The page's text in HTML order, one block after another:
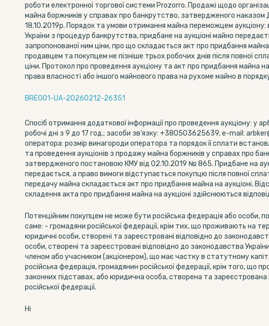
роботи електронної торгової системи Prozorro. Продажі щодо
майна боржників у справах про банкрутство, затвердженого
18.10.2019р. Порядок та умови отримання майна переможцем аукціону:
України з процедур банкрутства, придбане на аукціоні майно
запропонованої ним ціни, про що складається акт про придбання майна
продавцем та покупцем не пізніше трьох робочих днів після повної
ціни. Протокол про проведення аукціону та акт про придбання майна
права власності або іншого майнового права на рухоме майно в
BRE001-UA-20260212-26351
Спосіб отримання додаткової інформації про проведення аукціону: у
робочі дні з 9 до 17 год.; засоби зв’язку: +380503625639, e-mail:
оператора: розмір винагороди оператора та порядок її сплати
та проведення аукціонів з продажу майна боржників у справах про
затвердженого постановою КМУ від 02.10.2019 № 865. Придбане на
передається, а право вимоги відступається покупцю після повної
передачу майна складається акт про придбання майна на аукціоні.
складення акта про придбання майна на аукціоні здійснюються
Потенційним покупцем не може бути російська федерація або особи,
саме: - громадяни російської федерації, крім тих, що проживають на
юридичні особи, створені та зареєстровані відповідно до
особи, створені та зареєстровані відповідно до законодавства
членом або учасником (акціонером), що має частку в статутному
російська федерація, громадянин російської федерації, крім того, що
законних підставах, або юридична особа, створена та зареєстрована
російської федерації.
Ні